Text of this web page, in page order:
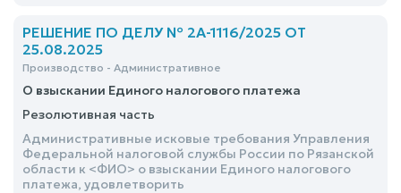
РЕШЕНИЕ ПО ДЕЛУ № 2А-1116/2025 ОТ
25.08.2025
Производство - Административное
О взыскании Единого налогового платежа
Резолютивная часть
Административные исковые требования Управления
Федеральной налоговой службы России по Рязанской
области к <ФИО> о взыскании Единого налогового
платежа, удовлетворить